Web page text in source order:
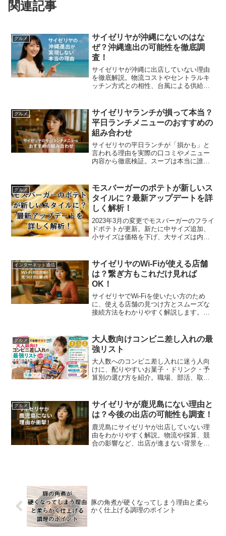
関連記事
グルメ
サイゼリヤが沖縄にないのはな
ぜ？沖縄進出の可能性を徹底調
査！
サイゼリヤが沖縄に出店していない理由
を徹底解説。物流コストやセントラルキ
ッチン方式との相性、台風による供給リ
の声、他チェーンの成功事例と比較しな
がら、今後の進出可能性についても予
測。
グルメ
サイゼリヤランチが損って本当？
平日ランチメニューのおすすめの
組み合わせ
サイゼリヤの平日ランチが「損かも」と
言われる理由を実際の口コミやメニュー
内容から徹底検証。スープは本当に誰で
の内容と、それぞれのおすすめの組み合
わせ方も紹介。
グルメ
モスバーガーのポテトが新しいス
タイルに？最新アップデートを詳
しく解析！
2023年3月の変更でモスバーガーのフライ
ドポテトが更新。新たに中サイズ追加、
小サイズは価格を下げ、大サイズは内容
インターネット通信
サイゼリヤのWi-Fiが使える店舗
は？繋ぎ方もこれだけ見れば
OK！
サイゼリヤでWi-Fiを使いたい方のため
に、使える店舗の見つけ方とスムーズな
接続方法をわかりやすく解説します。接
心して利用できる情報をまとめました。
グルメ
大人数向けコンビニ差し入れの最
強リスト
大人数へのコンビニ差し入れに迷う人向
けに、配りやすいお菓子・ドリンク・予
算別の選び方を紹介。職場、部活、取引
イントまでわかりやすくまとめます。
グルメ
サイゼリヤが鹿児島にない理由と
は？今後の出店の可能性も調査！
鹿児島にサイゼリヤが出店していない理
由をわかりやすく解説。物流や採算、競
合の影響など、出店が進まない背景を詳
豚の角煮が硬くなってしまう理由と柔ら
かく仕上げる調理のポイント